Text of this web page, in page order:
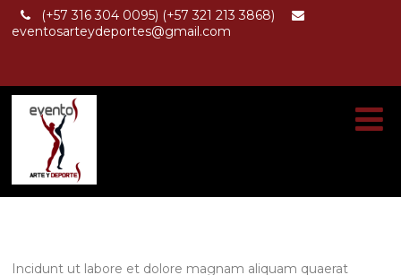
(+57 316 304 0095) (+57 321 213 3868)
eventosarteydeportes@gmail.com
Incidunt ut labore et dolore magnam aliquam quaerat